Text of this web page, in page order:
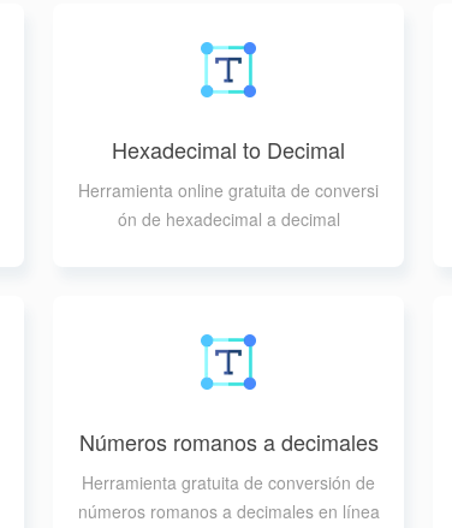
Hexadecimal to Decimal
Herramienta online gratuita de conversi
ón de hexadecimal a decimal
Números romanos a decimales
Herramienta gratuita de conversión de
números romanos a decimales en línea